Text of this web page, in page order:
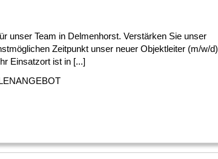
unser Team in Delmenhorst. Verstärken Sie unser
Zeitpunkt unser neuer Objektleiter (m/w/d)
Einsatzort ist in [...]